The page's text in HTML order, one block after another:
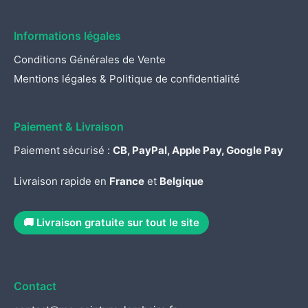
Informations légales
Conditions Générales de Vente
Mentions légales & Politique de confidentialité
Paiement & Livraison
Paiement sécurisé : CB, PayPal, Apple Pay, Google Pay
Livraison rapide en France et Belgique
🚚 Livraison gratuite sur tout le site
Contact